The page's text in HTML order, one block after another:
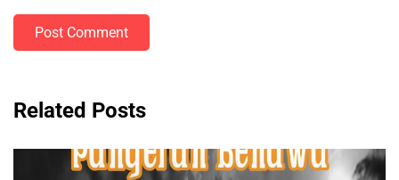
Post Comment
Related Posts